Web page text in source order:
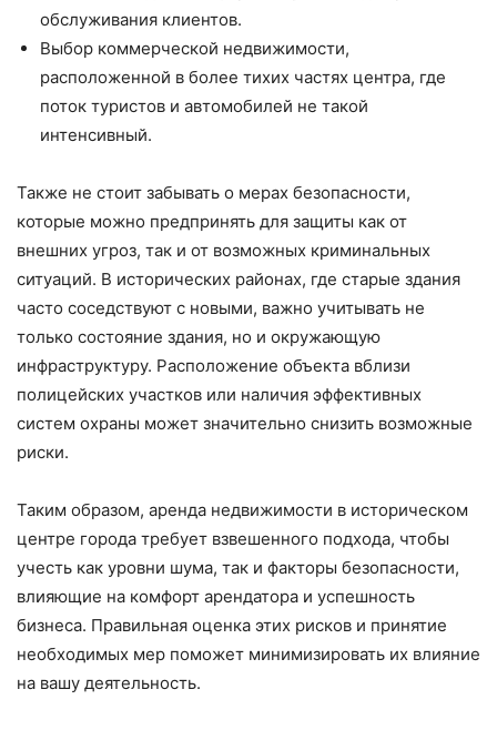
обслуживания клиентов.
Выбор коммерческой недвижимости,
расположенной в более тихих частях центра, где
поток туристов и автомобилей не такой
интенсивный.
Также не стоит забывать о мерах безопасности,
которые можно предпринять для защиты как от
внешних угроз, так и от возможных криминальных
ситуаций. В исторических районах, где старые здания
часто соседствуют с новыми, важно учитывать не
только состояние здания, но и окружающую
инфраструктуру. Расположение объекта вблизи
полицейских участков или наличия эффективных
систем охраны может значительно снизить возможные
риски.
Таким образом, аренда недвижимости в историческом
центре города требует взвешенного подхода, чтобы
учесть как уровни шума, так и факторы безопасности,
влияющие на комфорт арендатора и успешность
бизнеса. Правильная оценка этих рисков и принятие
необходимых мер поможет минимизировать их влияние
на вашу деятельность.